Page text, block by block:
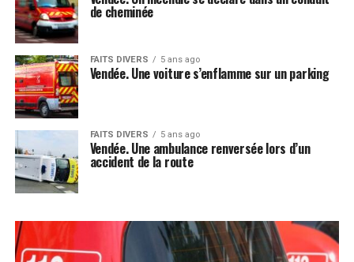
de cheminée
FAITS DIVERS 5 ans ago
Vendée. Une voiture s’enflamme sur un parking
FAITS DIVERS 5 ans ago
Vendée. Une ambulance renversée lors d’un
accident de la route